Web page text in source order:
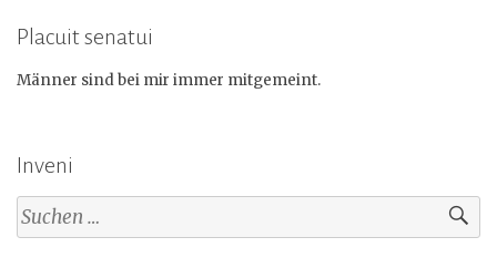
Placuit senatui
Männer sind bei mir immer mitgemeint.
Inveni
Suchen
nach: